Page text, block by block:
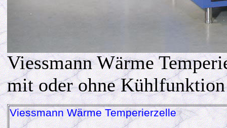
Viessmann Wärme
mit oder ohne Kühlfunktion
Viessmann Wärme Temperierzelle